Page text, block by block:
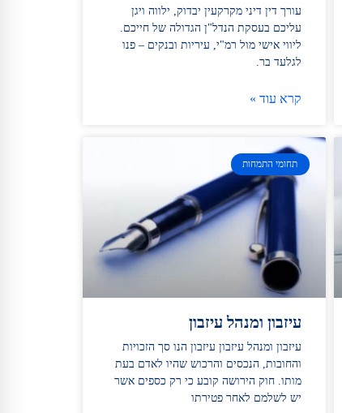
עורך דין דיני מקרקעין יבדוק, ילווה ויגן
עליכם בעסקת הנדל"ן הגדולה של חייכם.
ליווי אישי מול רמ"י, עיריות ובנקים – פנו
לגלעד בר.
קרא עוד »
תחומי התמחות
עיזבון ומנהל עיזבון
עיזבון ומנהל עיזבון עיזבון הנו סך הזכויות
והחובות, הנכסים והרכוש שהיו לאדם בעת
מותו. חוק הירושה קובע כי רק כספים אשר
יש לשלמם לאחר פטירתו